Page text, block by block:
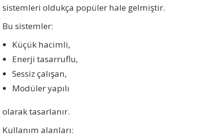
sistemleri oldukça popüler hale gelmiştir.
Bu sistemler:
Küçük hacimli,
Enerji tasarruflu,
Sessiz çalışan,
Modüler yapılı
olarak tasarlanır.
Kullanım alanları: